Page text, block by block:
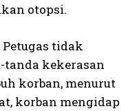
otopsi.
Petugas tidak
tanda kekerasan
korban, menurut
korban mengidap